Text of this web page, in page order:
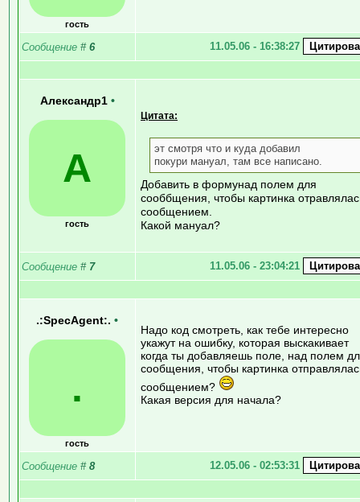
гость
Сообщение # 6 11.05.06 - 16:38:27
Александр1 •
А
гость
Цитата:
эт смотря что и куда добавил
покури мануал, там все написано.
Добавить в формунад полем для
сооббщения, чтобы картинка
сообщением.
Какой мануал?
Сообщение # 7 11.05.06 - 23:04:21
.:SpecAgent:. •
.
гость
Надо код смотреть, как тебе интересно
укажут на ошибку, которая выскакивает
когда ты добавляешь поле, над полем
сообщения, чтобы картинка
сообщением?
Какая версия для начала?
Сообщение # 8 12.05.06 - 02:53:31